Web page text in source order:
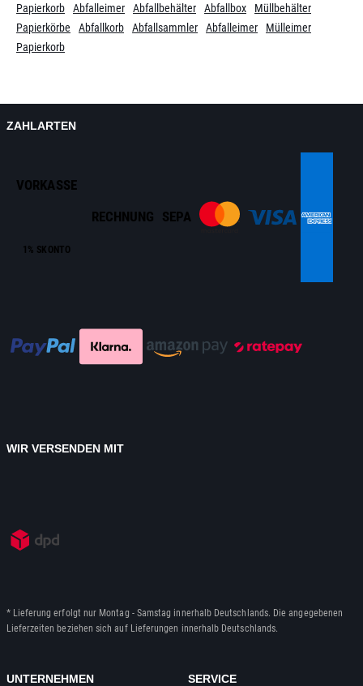
Papierkorb
Abfalleimer Abfallbehälter Abfallbox
Müllbehälter
Papierkörbe
Abfallkorb Abfallsammler Abfalleimer
Mülleimer
Papierkorb
ZAHLARTEN
VORKASSE
1% SKONTO
RECHNUNG SEPA
WIR VERSENDEN MIT
* Lieferung erfolgt nur Montag - Samstag innerhalb Deutschlands. Die angegebenen
Lieferzeiten beziehen sich auf Lieferungen innerhalb Deutschlands.
UNTERNEHMEN SERVICE